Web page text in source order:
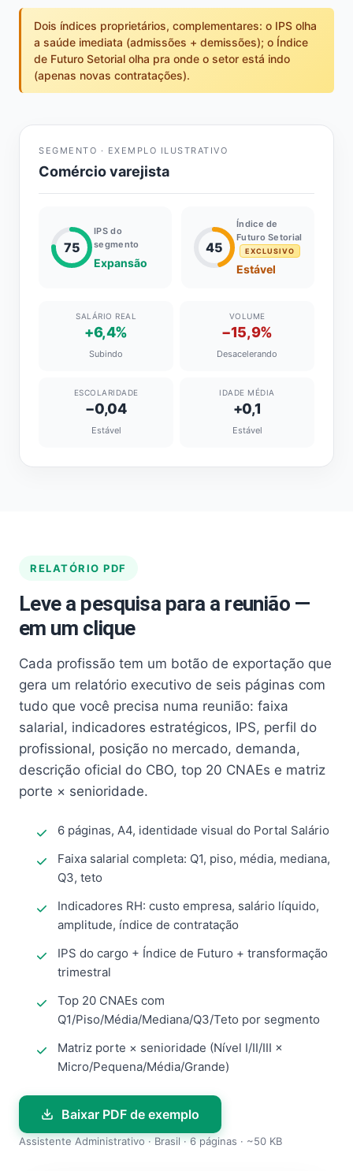
Dois índices proprietários, complementares: o IPS olha
a saúde imediata (admissões + demissões); o Índice
de Futuro Setorial olha pra onde o setor está indo
(apenas novas contratações).
SEGMENTO · EXEMPLO ILUSTRATIVO
Comércio varejista
75
IPS do
segmento
Expansão
45
Índice de
Futuro Setorial
EXCLUSIVO
Estável
SALÁRIO REAL
+6,4%
Subindo
VOLUME
−15,9%
Desacelerando
ESCOLARIDADE
−0,04
Estável
IDADE MÉDIA
+0,1
Estável
RELATÓRIO PDF
Leve a pesquisa para a reunião —
em um clique
Cada profissão tem um botão de exportação que
gera um relatório executivo de seis páginas com
tudo que você precisa numa reunião: faixa
salarial, indicadores estratégicos, IPS, perfil do
profissional, posição no mercado, demanda,
descrição oficial do CBO, top 20 CNAEs e matriz
porte × senioridade.
6 páginas, A4, identidade visual do Portal Salário
Faixa salarial completa: Q1, piso, média, mediana,
Q3, teto
Indicadores RH: custo empresa, salário líquido,
amplitude, índice de contratação
IPS do cargo + Índice de Futuro + transformação
trimestral
Top 20 CNAEs com
Q1/Piso/Média/Mediana/Q3/Teto por segmento
Matriz porte × senioridade (Nível I/II/III ×
Micro/Pequena/Média/Grande)
Baixar PDF de exemplo
Assistente Administrativo · Brasil · 6 páginas · ~50 KB